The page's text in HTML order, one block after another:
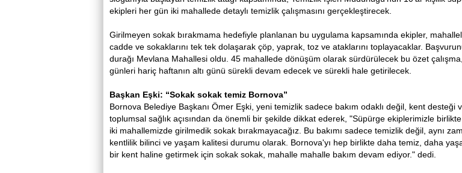
ekipleri her gün iki mahallede detaylı temizlik çalışmasını gerçekleştirecek.
Girilmeyen sokak bırakmama hedefiyle planlanan bu uygulama kapsamında ekipler,
cadde ve sokaklarını tek tek dolaşarak çöp, yaprak, toz ve ataklarını toplayacaklar.
durağı Mevlana Mahallesi oldu. 45 mahallede dönüşüm olarak sürdürülecek bu özet
günleri hariç haftanın altı günü sürekli devam edecek ve sürekli hale getirilecek.
Başkan Eşki: “Sokak sokak temiz Bornova”
Bornova Belediye Başkanı Ömer Eşki, yeni temizlik sadece bakım odaklı değil, kent desteği
toplumsal sağlık açısından da önemli bir şekilde dikkat ederek, "Süpürge ekiplerimizle
iki mahallemizde girilmedik sokak bırakmayacağız. Bu bakımı sadece temizlik değil, aynı
kentlilik bilinci ve yaşam kalitesi durumu olarak. Bornova'yı hep birlikte daha temiz, daha
bir kent haline getirmek için sokak sokak, mahalle mahalle bakım devam ediyor." dedi.